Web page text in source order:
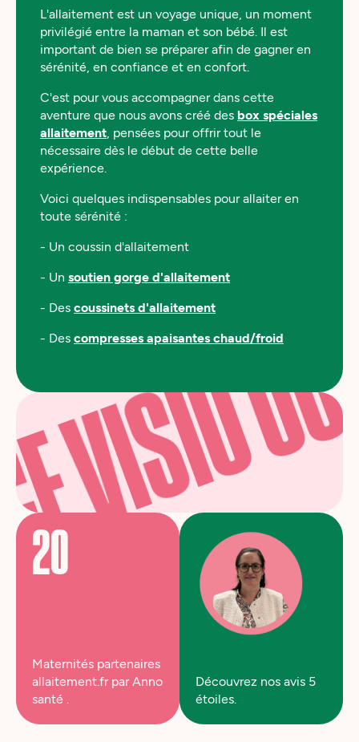
L'allaitement est un voyage unique, un moment
privilégié entre la maman et son bébé. Il est
important de bien se préparer afin de gagner en
sérénité, en confiance et en confort.
C'est pour vous accompagner dans cette
aventure que nous avons créé des box spéciales
allaitement , pensées pour offrir tout le
nécessaire dès le début de cette belle
expérience.
Voici quelques indispensables pour allaiter en
toute sérénité :
- Un coussin d'allaitement
- Un soutien gorge d'allaitement
- Des coussinets d'allaitement
- Des compresses apaisantes chaud/froid
20
Maternités partenaires
allaitement.fr par Anno
santé .
Découvrez nos avis 5
étoiles.